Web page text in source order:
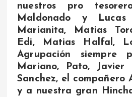
nuestros pro
Maldonado y
Marianita, Matias
Edi, Matias Halfal,
Agrupación siempre
Mariano, Pato, Javier
Sanchez, el compañero
y a nuestra gran